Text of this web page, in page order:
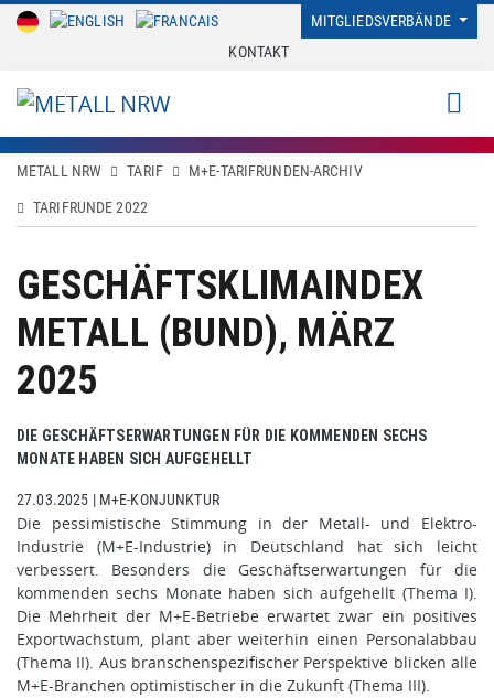
MITGLIEDSVERBÄNDE
KONTAKT
METALL NRW TARIF M+E-TARIFRUNDEN-ARCHIV
TARIFRUNDE 2022
GESCHÄFTSKLIMAINDEX
METALL (BUND), MÄRZ
2025
DIE GESCHÄFTSERWARTUNGEN FÜR DIE KOMMENDEN SECHS
MONATE HABEN SICH AUFGEHELLT
27.03.2025 | M+E-KONJUNKTUR
Die pessimistische Stimmung in der Metall- und Elektro-
Industrie (M+E-Industrie) in Deutschland hat sich leicht
verbessert. Besonders die Geschäftserwartungen für die
kommenden sechs Monate haben sich aufgehellt (Thema I).
Die Mehrheit der M+E-Betriebe erwartet zwar ein positives
Exportwachstum, plant aber weiterhin einen Personalabbau
(Thema II). Aus branschenspezifischer Perspektive blicken alle
M+E-Branchen optimistischer in die Zukunft (Thema III).